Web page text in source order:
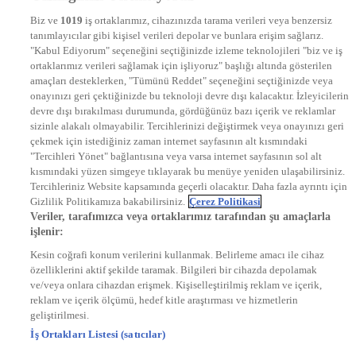
STAR
EURO STAR
KRAL POP TV
DYG Radyolar
NTV RADYO
KRAL FM
KRAL POP
EKSEN
VOYAGE
DYG Dijital
ntv.com.tr
ntvspor.net
secim.ntv.com.tr
startv.com.tr
kralmuzik.com.tr
Biz ve 1019 iş ortaklarımız, cihazınızda tarama verileri veya benzersiz
tanımlayıcılar gibi kişisel verileri depolar ve bunlara erişim sağlarız.
"Kabul Ediyorum" seçeneğini seçtiğinizde izleme teknolojileri "biz ve iş
ortaklarımız verileri sağlamak için işliyoruz" başlığı altında gösterilen
amaçları desteklerken, "Tümünü Reddet" seçeneğini seçtiğinizde veya
onayınızı geri çektiğinizde bu teknoloji devre dışı kalacaktır. İzleyicilerin
devre dışı bırakılması durumunda, gördüğünüz bazı içerik ve reklamlar
sizinle alakalı olmayabilir. Tercihlerinizi değiştirmek veya onayınızı geri
çekmek için istediğiniz zaman internet sayfasının alt kısmındaki
"Tercihleri Yönet" bağlantısına veya varsa internet sayfasının sol alt
kısmındaki yüzen simgeye tıklayarak bu menüye yeniden ulaşabilirsiniz.
Tercihleriniz Website kapsamında geçerli olacaktır. Daha fazla ayrıntı için
Gizlilik Politikamıza bakabilirsiniz. Çerez Politikasi
Veriler, tarafımızca veya ortaklarımız tarafından şu amaçlarla
işlenir:
Kesin coğrafi konum verilerini kullanmak. Belirleme amacı ile cihaz
özelliklerini aktif şekilde taramak. Bilgileri bir cihazda depolamak
ve/veya onlara cihazdan erişmek. Kişiselleştirilmiş reklam ve içerik,
reklam ve içerik ölçümü, hedef kitle araştırması ve hizmetlerin
geliştirilmesi.
İş Ortakları Listesi (satıcılar)